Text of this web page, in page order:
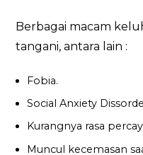
Berbagai macam
tangani, antara lain :
Fobia.
Social Anxiety
Kurangnya rasa
Muncul kecemasan